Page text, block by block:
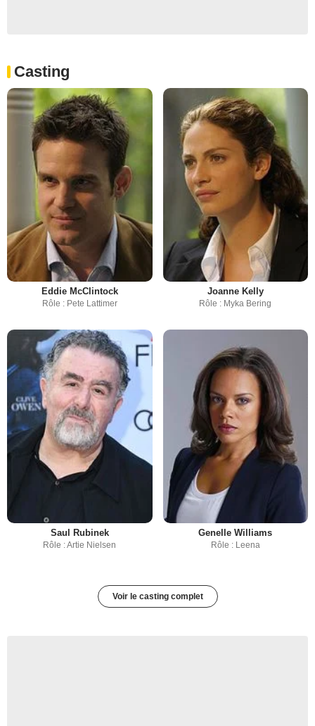
Casting
Eddie McClintock
Rôle : Pete Lattimer
Joanne Kelly
Rôle : Myka Bering
Saul Rubinek
Rôle : Artie Nielsen
Genelle Williams
Rôle : Leena
Voir le casting complet